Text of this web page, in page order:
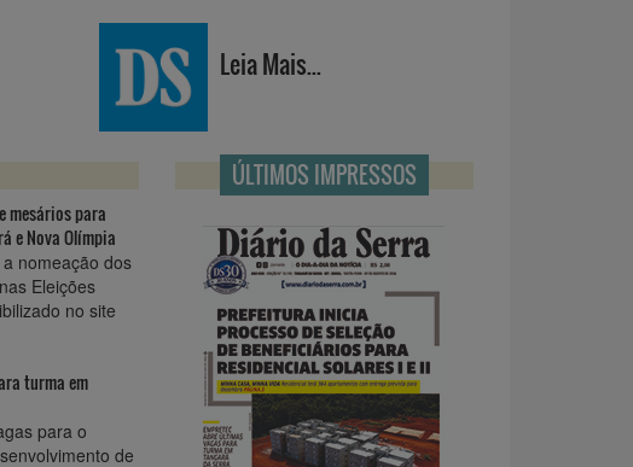
Leia Mais...
mesários para
e Nova Olímpia
nomeação dos
Eleições
no site
turma em
para o
de
ÚLTIMOS IMPRESSOS